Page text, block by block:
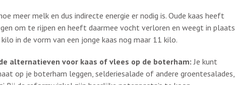
meer melk en dus indirecte energie er nodig is. Oude kaas heeft
om te rijpen en heeft daarmee vocht verloren en weegt in plaats
in de vorm van een jonge kaas nog maar 11 kilo.
alternatieven voor kaas of vlees op de boterham: Je kunt
op je boterham leggen, selderiesalade of andere groentesalades,